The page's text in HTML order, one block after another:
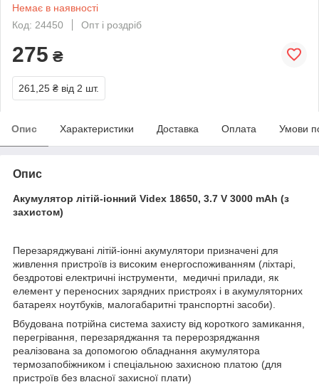
Немає в наявності
Код: 24450
Опт і роздріб
275 ₴
261,25 ₴ від 2 шт.
Опис Характеристики Доставка Оплата Умови
Опис
Акумулятор літій-іонний Videx 18650, 3.7 V 3000 mAh (з
захистом)
Перезаряджувані літій-іонні акумулятори призначені для
живлення пристроїв із високим енергоспоживанням (ліхтарі,
бездротові електричні інструменти, медичні прилади, як
елемент у переносних зарядних пристроях і в акумуляторних
батареях ноутбуків, малогабаритні транспортні засоби).
Вбудована потрійна система захисту від короткого замикання,
перегрівання, перезаряджання та перерозряджання
реалізована за допомогою обладнання акумулятора
термозапобіжником і спеціальною захисною платою (для
пристроїв без власної захисної плати)